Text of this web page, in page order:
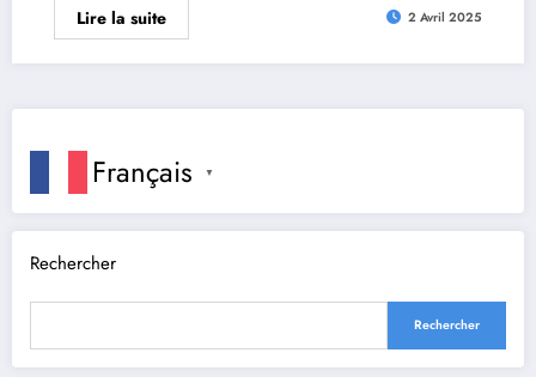
Lire la suite 2 Avril 2025
Français ▼
Rechercher
Rechercher